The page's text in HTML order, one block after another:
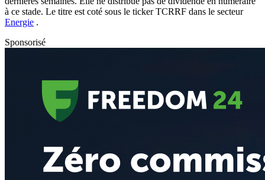
à ce stade. Le titre est coté sous le tickerTCRRF dans le secteur
Energie .
Sponsorisé